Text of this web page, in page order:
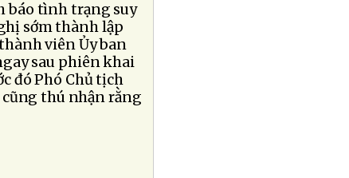
báo tình trạng suy
sớm thành lập
viên Ủy ban
sau phiên khai
đó Phó Chủ tịch
cũng thú nhận rằng